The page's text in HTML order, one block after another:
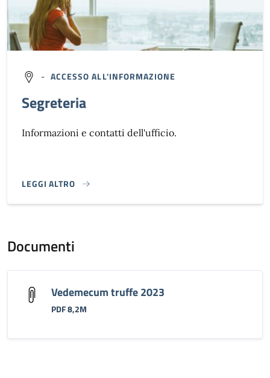
- ACCESSO ALL'INFORMAZIONE
Segreteria
Informazioni e contatti dell'ufficio.
LEGGI ALTRO
}
Documenti
Vedemecum truffe 2023
PDF 8,2M